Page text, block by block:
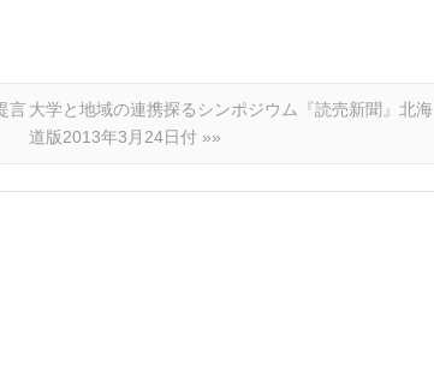
言大学と地域の連携探るシンポジウム『読売新聞』北海
道版2013年3月24日付 »»